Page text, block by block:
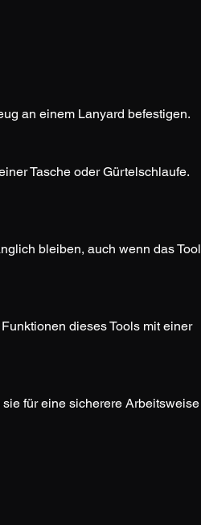
an einem Lanyard befestigen.
Tasche oder Gürtelschlaufe.
bleiben, auch wenn das Tool
dieses Tools mit einer
für eine sicherere Arbeitsweise